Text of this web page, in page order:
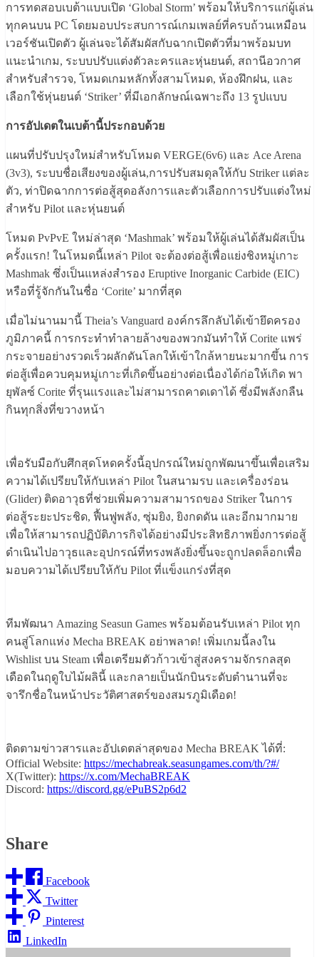
การทดสอบเบต้าแบบเปิด ‘Global Storm’ พร้อมให้บริการแก่ผู้เล่น
ทุกคนบน PC โดยมอบประสบการณ์เกมเพลย์ที่ครบถ้วนเหมือน
เวอร์ชันเปิดตัว ผู้เล่นจะได้สัมผัสกับฉากเปิดตัวที่มาพร้อมบท
แนะนำเกม, ระบบปรับแต่งตัวละครและหุ่นยนต์, สถานีอวกาศ
สำหรับสำรวจ, โหมดเกมหลักทั้งสามโหมด, ห้องฝึกฝน, และ
เลือกใช้หุ่นยนต์ ‘Striker’ ที่มีเอกลักษณ์เฉพาะถึง 13 รูปแบบ
การอัปเดตในเบต้านี้ประกอบด้วย
แผนที่ปรับปรุงใหม่สำหรับโหมด VERGE(6v6) และ Ace Arena
(3v3), ระบบชื่อเสียงของผู้เล่น,การปรับสมดุลให้กับ Striker เเต่ละ
ตัว, ท่าปิดฉากการต่อสู้สุดอลังการและตัวเลือกการปรับแต่งใหม่
สำหรับ Pilot และหุ่นยนต์
โหมด PvPvE ใหม่ล่าสุด ‘Mashmak’ พร้อมให้ผู้เล่นได้สัมผัสเป็น
ครั้งแรก! ในโหมดนี้เหล่า Pilot จะต้องต่อสู้เพื่อแย่งชิงหมู่เกาะ
Mashmak ซึ่งเป็นแหล่งสำรอง Eruptive Inorganic Carbide (EIC)
หรือที่รู้จักกันในชื่อ ‘Corite’ มากที่สุด
เมื่อไม่นานมานี้ Theia’s Vanguard องค์กรลึกลับได้เข้ายึดครอง
ภูมิภาคนี้ การกระทำทำลายล้างของพวกมันทำให้ Corite แพร่
กระจายอย่างรวดเร็วผลักดันโลกให้เข้าใกล้หายนะมากขึ้น การ
ต่อสู้เพื่อควบคุมหมู่เกาะที่เกิดขึ้นอย่างต่อเนื่องได้ก่อให้เกิด พา
ยุพัลซ์ Corite ที่รุนเเรงและไม่สามารถคาดเดาได้ ซึ่งมีพลังกลืน
กินทุกสิ่งที่ขวางหน้า
เพื่อรับมือกับศึกสุดโหดครั้งนี้อุปกรณ์ใหม่ถูกพัฒนาขึ้นเพื่อเสริม
ความได้เปรียบให้กับเหล่า Pilot ในสนามรบ และเครื่องร่อน
(Glider) ติดอาวุธที่ช่วยเพิ่มความสามารถของ Striker ในการ
ต่อสู้ระยะประชิด, ฟื้นฟูพลัง, ซุ่มยิง, ยิงกดดัน และอีกมากมาย
เพื่อให้สามารถปฏิบัติภารกิจได้อย่างมีประสิทธิภาพยิ่งการต่อสู้
ดำเนินไปอาวุธและอุปกรณ์ที่ทรงพลังยิ่งขึ้นจะถูกปลดล็อกเพื่อ
มอบความได้เปรียบให้กับ Pilot ที่แข็งแกร่งที่สุด
ทีมพัฒนา Amazing Seasun Games พร้อมต้อนรับเหล่า Pilot ทุก
คนสู่โลกแห่ง Mecha BREAK อย่าพลาด! เพิ่มเกมนี้ลงใน
Wishlist บน Steam เพื่อเตรียมตัวก้าวเข้าสู่สงครามจักรกลสุด
เดือดในฤดูใบไม้ผลินี้ และกลายเป็นนักบินระดับตำนานที่จะ
จารึกชื่อในหน้าประวัติศาสตร์ของสมรภูมิเดือด!
ติดตามข่าวสารและอัปเดตล่าสุดของ Mecha BREAK ได้ที่:
Official Website: https://mechabreak.seasungames.com/th/?#/
X(Twitter): https://x.com/MechaBREAK
Discord: https://discord.gg/ePuBS2p6d2
Share
Facebook
Twitter
Pinterest
LinkedIn